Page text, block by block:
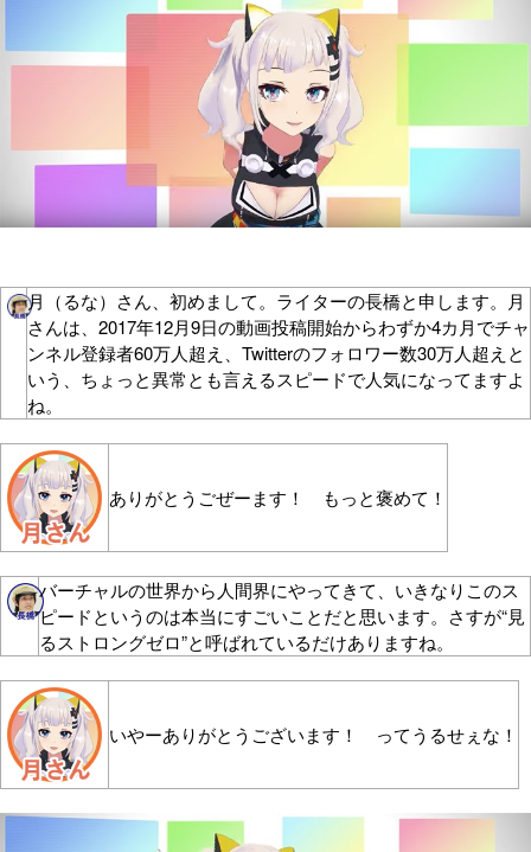
月（るな）さん、初めまして。ライターの長橋と申します。月
さんは、2017年12月9日の動画投稿開始からわずか4カ月でチャ
ンネル登録者60万人超え、Twitterのフォロワー数30万人超えと
いう、ちょっと異常とも言えるスピードで人気になってますよ
ね。
ありがとうごぜーます！ もっと褒めて！
バーチャルの世界から人間界にやってきて、いきなりこのス
ピードというのは本当にすごいことだと思います。さすが“見
るストロングゼロ”と呼ばれているだけありますね。
いやーありがとうございます！ ってうるせぇな！